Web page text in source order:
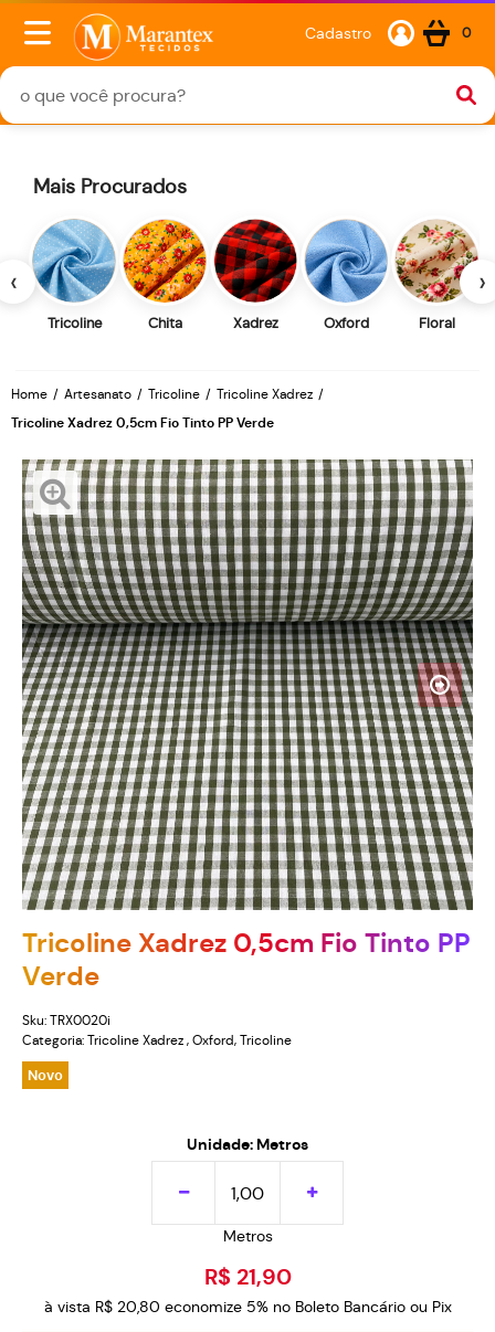
Cadastro 0
‹
Mais Procurados
Tricoline Chita Xadrez Oxford Floral
›
Home Artesanato Tricoline Tricoline Xadrez
Tricoline Xadrez 0,5cm Fio Tinto PP Verde
Tricoline Xadrez 0,5cm Fio Tinto PP
Verde
Sku: TRX0020i
Categoria: Tricoline Xadrez , Oxford, Tricoline
Novo
Unidade: Metros
Metros
R$ 21,90
à vista R$ 20,80 economize 5% no Boleto Bancário ou Pix